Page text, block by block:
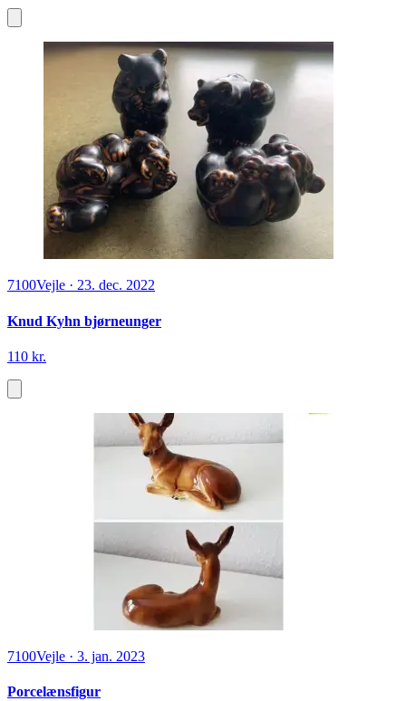
7100Vejle · 23. dec. 2022
Knud Kyhn bjørneunger
110 kr.
7100Vejle · 3. jan. 2023
Porcelænsfigur